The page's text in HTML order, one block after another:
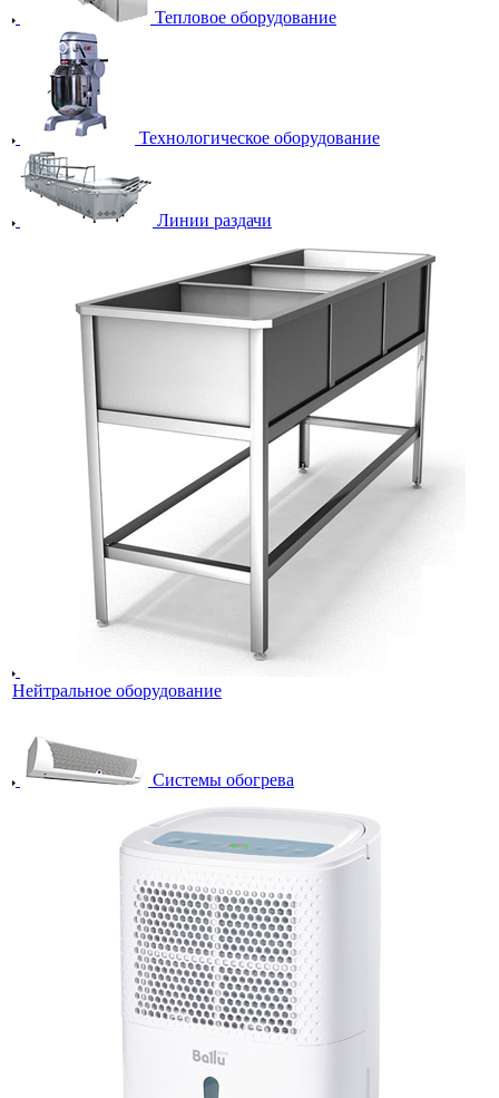
Тепловое оборудование
Технологическое оборудование
Линии раздачи
Нейтральное оборудование
Системы обогрева